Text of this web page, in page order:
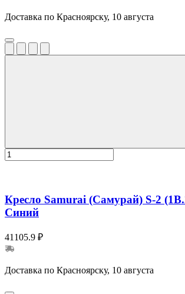
Доставка по Красноярску, 10 августа
Кресло Samurai (Самурай) S-2
Синий
41105.9 ₽
Доставка по Красноярску, 10 августа